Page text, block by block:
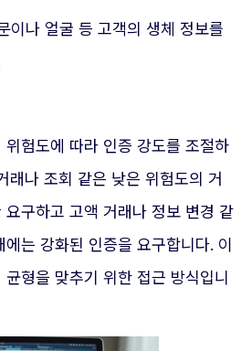
이나 얼굴 등 고객의 생체 정보를
위험도에 따라 인증 강도를 조절하
래나 조회 같은 낮은 위험도의 거
요구하고 고액 거래나 정보 변경 같
는 강화된 인증을 요구합니다. 이
형을 맞추기 위한 접근 방식입니